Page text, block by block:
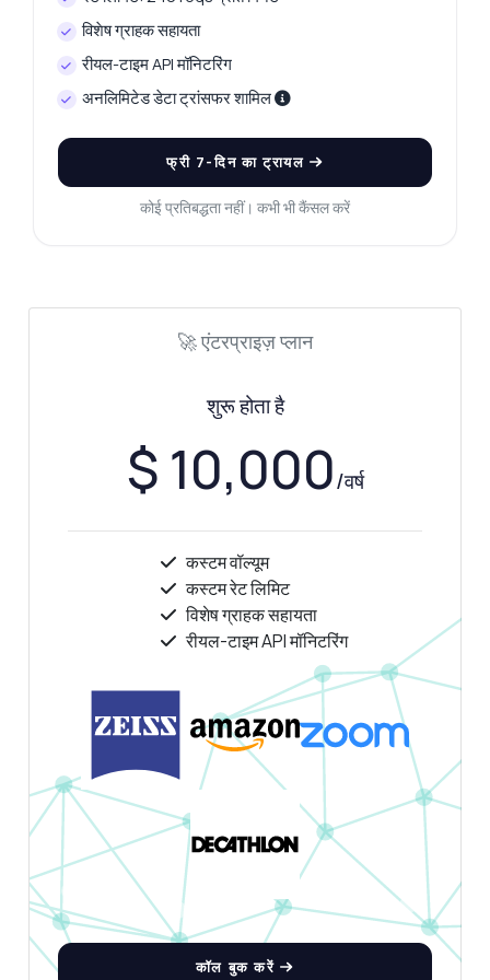
विशेष ग्राहक सहायता
रीयल-टाइम API मॉनिटरिंग
अनलिमिटेड डेटा ट्रांसफर शामिल
फ्री 7-दिन का ट्रायल
कोई प्रतिबद्धता नहीं। कभी भी कैंसल करें
🚀 एंटरप्राइज़ प्लान
शुरू होता है
$ 10,000/वर्ष
कस्टम वॉल्यूम
कस्टम रेट लिमिट
विशेष ग्राहक सहायता
रीयल-टाइम API मॉनिटरिंग
कॉल बुक करें